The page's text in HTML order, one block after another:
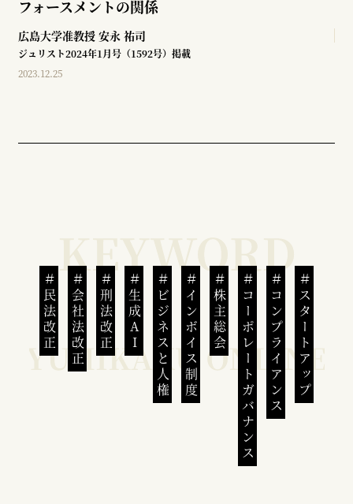
フォースメントの関係
広島大学准教授 安永 祐司
ジュリスト2024年1月号（1592号）掲載
2023.12.25
民法改正 会社法改正 刑法改正 生成AI ビジネスと人権インボイス制度 株主総会 コーポレートガバナンスコンプライアンススタートアップ